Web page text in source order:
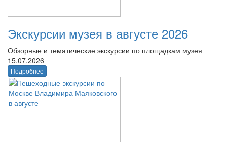
Экскурсии музея в августе 2026
Обзорные и тематические экскурсии по площадкам музея
15.07.2026
Подробнее